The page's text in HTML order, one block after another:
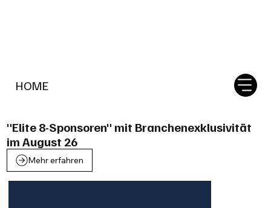
HOME
"Elite 8-Sponsoren" mit Branchenexklusivität
im August 26
Mehr erfahren